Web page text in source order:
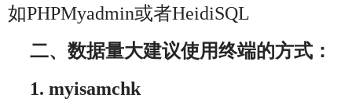
如PHPMyadmin或者HeidiSQL
二、数据量大建议使用终端的方式：
1. myisamchk